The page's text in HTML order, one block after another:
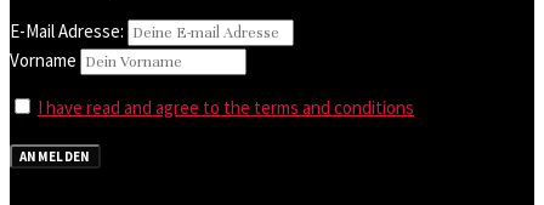
E-Mail Adresse:
Vorname
I have read and agree to the terms and conditions
ANMELDEN